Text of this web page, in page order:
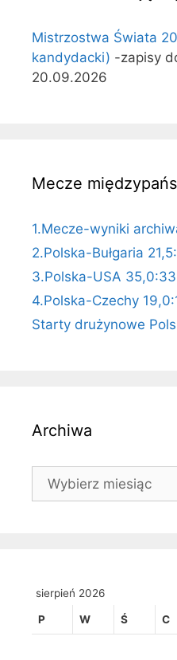
Mistrzostwa Świata
kandydacki) -zapisy
20.09.2026
Mecze
1.Mecze-wyniki
2.Polska-Bułgaria
3.Polska-USA
4.Polska-Czechy
Starty drużynowe
Archiwa
Archiwa
sierpień 2026
P W Ś C